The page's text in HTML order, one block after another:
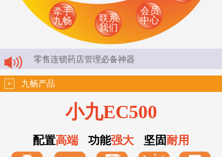
会员
中心
联系
我们
牵手
九畅
零售连锁药店管理必备神器
+ 九畅产品
小九EC500
配置高端 功能强大 坚固 耐用